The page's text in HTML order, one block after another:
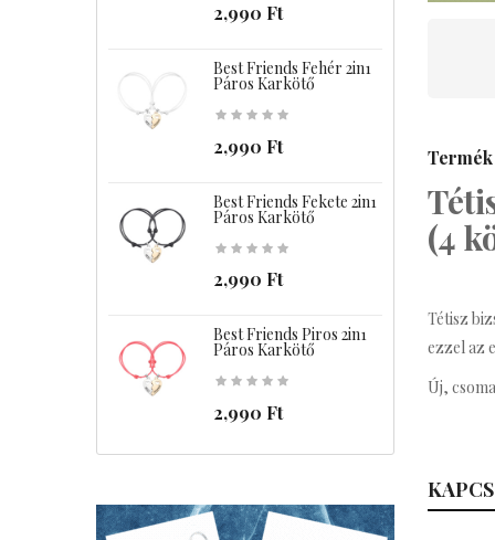
2,990 Ft
Best Friends Fehér 2in1
Páros Karkötő
2,990 Ft
Best Friends Fekete 2in1
Páros Karkötő
2,990 Ft
Best Friends Piros 2in1
Páros Karkötő
2,990 Ft
(4
Tétisz
ezzel az
Új,